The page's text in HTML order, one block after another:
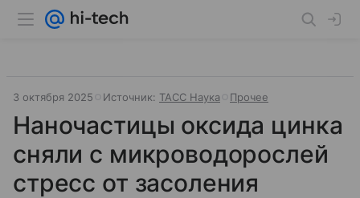
3 октября 2025 Источник: ТАСС Наука Прочее
Наночастицы оксида цинка
сняли с микроводорослей
стресс от засоления